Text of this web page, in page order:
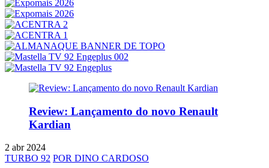
Review: Lançamento do novo Renault
Kardian
2 abr 2024
TURBO 92 POR DINO CARDOSO